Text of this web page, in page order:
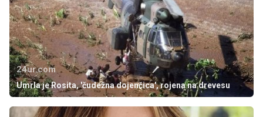
24ur.com
Umrla je Rosita, 'čudežna dojenčica', rojena na drevesu